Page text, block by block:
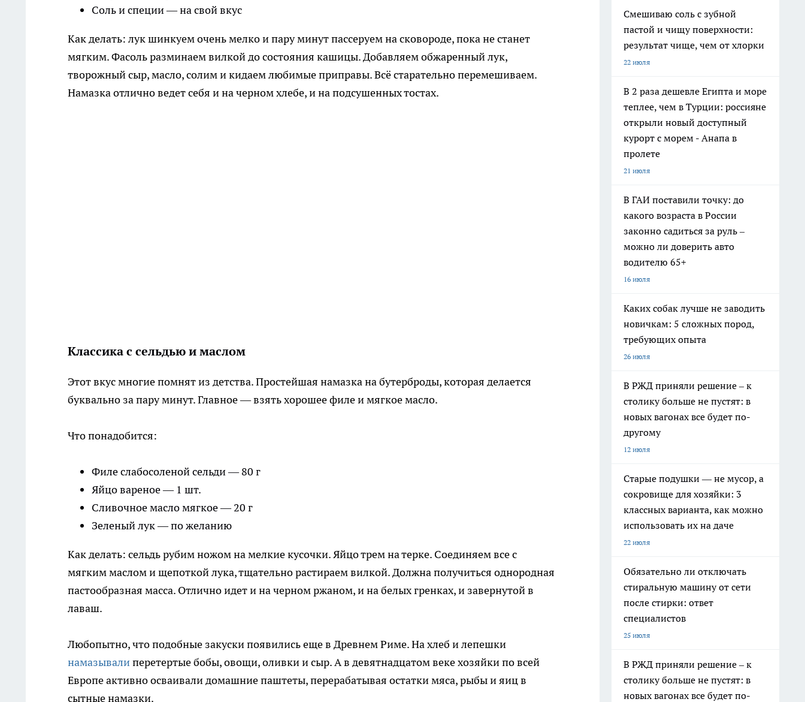
Соль и специи — на свой вкус
Как делать: лук шинкуем очень мелко и пару минут пассеруем на сковороде, пока не станет
мягким. Фасоль разминаем вилкой до состояния кашицы. Добавляем обжаренный лук,
творожный сыр, масло, солим и кидаем любимые приправы. Всё старательно перемешиваем.
Намазка отлично ведет себя и на черном хлебе, и на подсушенных тостах.
Классика с сельдью и маслом
Этот вкус многие помнят из детства. Простейшая намазка на бутерброды, которая делается
буквально за пару минут. Главное — взять хорошее филе и мягкое масло.
Что понадобится:
Филе слабосоленой сельди — 80 г
Яйцо вареное — 1 шт.
Сливочное масло мягкое — 20 г
Зеленый лук — по желанию
Как делать: сельдь рубим ножом на мелкие кусочки. Яйцо трем на терке. Соединяем все с
мягким маслом и щепоткой лука, тщательно растираем вилкой. Должна получиться однородная
пастообразная масса. Отлично идет и на черном ржаном, и на белых гренках, и завернутой в
лаваш.
Любопытно, что подобные закуски появились еще в Древнем Риме. На хлеб и лепешки
намазывалиперетертые бобы, овощи, оливки и сыр. А в девятнадцатом веке хозяйки по всей
Европе активно осваивали домашние паштеты, перерабатывая остатки мяса, рыбы и яиц в
сытные намазки.
Смешиваю соль с зубной
пастой и чищу поверхности:
результат чище, чем от хлорки
22 июля
В 2 раза дешевле Египта и море
теплее, чем в Турции: россияне
открыли новый доступный
курорт с морем - Анапа в
пролете
21 июля
В ГАИ поставили точку: до
какого возраста в России
законно садиться за руль –
можно ли доверить авто
водителю 65+
16 июля
Каких собак лучше не заводить
новичкам: 5 сложных пород,
требующих опыта
26 июля
В РЖД приняли решение – к
столику больше не пустят: в
новых вагонах все будет по-
другому
12 июля
Старые подушки — не мусор, а
сокровище для хозяйки: 3
классных варианта, как можно
использовать их на даче
22 июля
Обязательно ли отключать
стиральную машину от сети
после стирки: ответ
специалистов
25 июля
В РЖД приняли решение – к
столику больше не пустят: в
новых вагонах все будет по-